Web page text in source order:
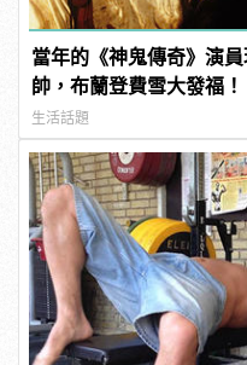
當年的《神鬼傳奇》演
帥，布蘭登費雪大發福！
生活話題